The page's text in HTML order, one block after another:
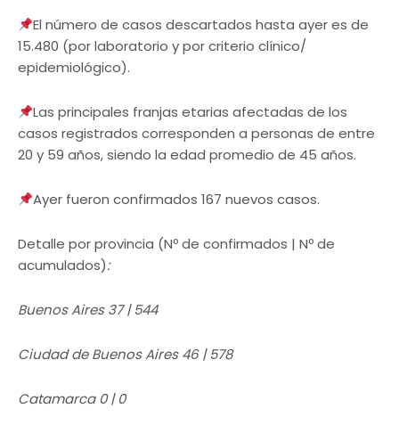
El número de casos descartados hasta ayer es de
15.480 (por laboratorio y por criterio clínico/
epidemiológico).
Las principales franjas etarias afectadas de los
casos registrados corresponden a personas de entre
20 y 59 años, siendo la edad promedio de 45 años.
Ayer fueron confirmados 167 nuevos casos.
Detalle por provincia (Nº de confirmados | Nº de
acumulados):
Buenos Aires 37 | 544
Ciudad de Buenos Aires 46 | 578
Catamarca 0 | 0